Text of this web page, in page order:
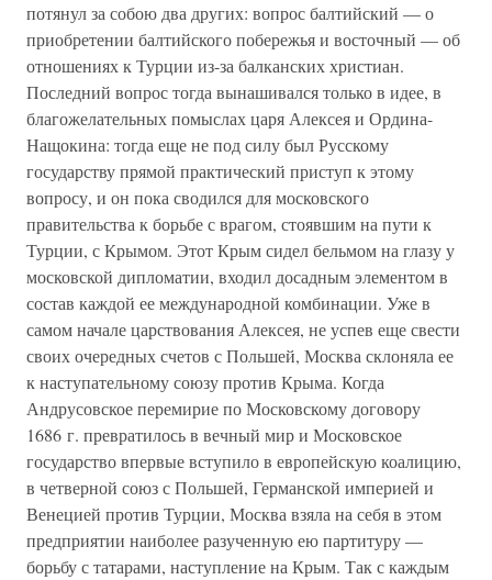
потянул за собою два других: вопрос балтийский — о
приобретении балтийского побережья и восточный — об
отношениях к Турции из-за балканских христиан.
Последний вопрос тогда вынашивался только в идее, в
благожелательных помыслах царя Алексея и Ордина-
Нащокина: тогда еще не под силу был Русскому
государству прямой практический приступ к этому
вопросу, и он пока сводился для московского
правительства к борьбе с врагом, стоявшим на пути к
Турции, с Крымом. Этот Крым сидел бельмом на глазу у
московской дипломатии, входил досадным элементом в
состав каждой ее международной комбинации. Уже в
самом начале царствования Алексея, не успев еще свести
своих очередных счетов с Польшей, Москва склоняла ее
к наступательному союзу против Крыма. Когда
Андрусовское перемирие по Московскому договору
1686 г. превратилось в вечный мир и Московское
государство впервые вступило в европейскую коалицию,
в четверной союз с Польшей, Германской империей и
Венецией против Турции, Москва взяла на себя в этом
предприятии наиболее разученную ею партитуру —
борьбу с татарами, наступление на Крым. Так с каждым